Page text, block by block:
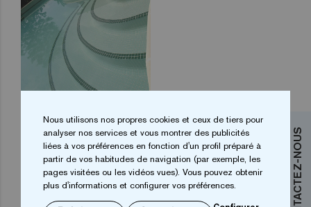
CONTACTEZ-NOUS
1 2 3 4
Nous utilisons nos propres cookies et ceux de tiers pour
analyser nos services et vous montrer des publicités
liées à vos préférences en fonction d'un profil préparé à
partir de vos habitudes de navigation (par exemple, les
pages visitées ou les vidéos vues). Vous pouvez obtenir
plus d'informations et configurer vos préférences.